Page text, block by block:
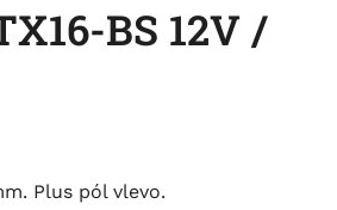
BS 12V /
Plus pól vlevo.